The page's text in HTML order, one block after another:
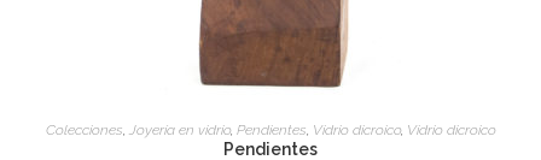
ADD TO CART
Colecciones, Joyería en vidrio, Pendientes, Vidrio dicroico, Vidrio dicroico
Pendientes